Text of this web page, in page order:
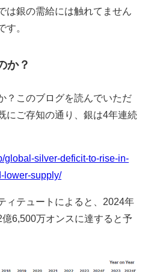
は銀の需給には触れてません
す。
か？
？このブログを読んでいただ
にご存知の通り、銀は4年連続
global-silver-deficit-to-rise-in-
lower-supply/
ィテュートによると、2024年
6,500万オンスに達すると予